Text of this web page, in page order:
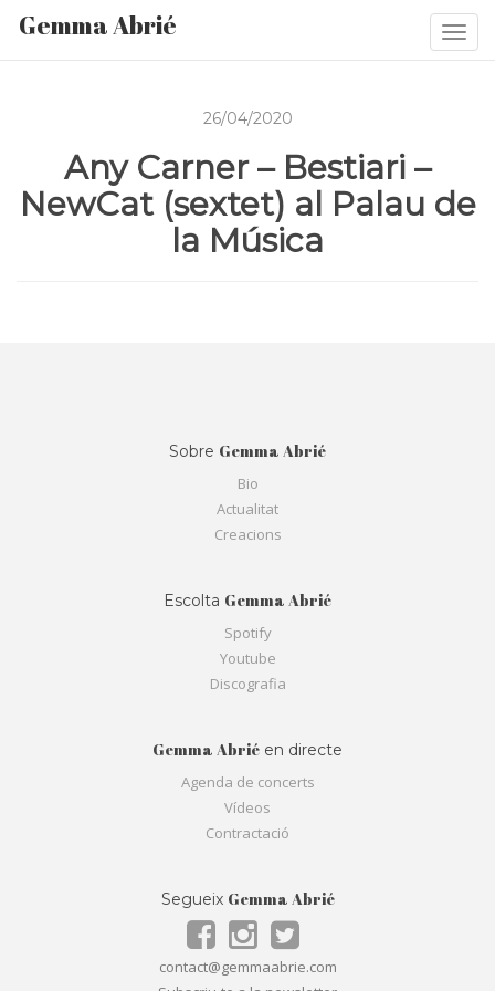
Gemma Abrié
26/04/2020
Any Carner – Bestiari –
NewCat (sextet) al Palau de
la Música
Sobre Gemma Abrié
Bio
Actualitat
Creacions
Escolta Gemma Abrié
Spotify
Youtube
Discografia
Gemma Abrié en directe
Agenda de concerts
Vídeos
Contractació
Segueix Gemma Abrié
contact@gemmaabrie.com